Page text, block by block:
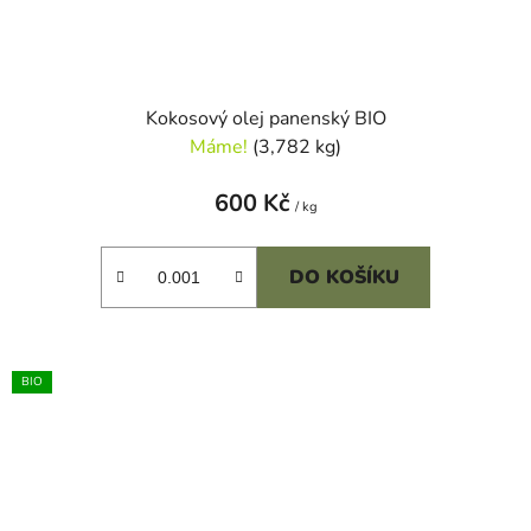
Kokosový olej panenský BIO
Máme! (3,782 kg)
600 Kč / kg
DO KOŠÍKU
BIO